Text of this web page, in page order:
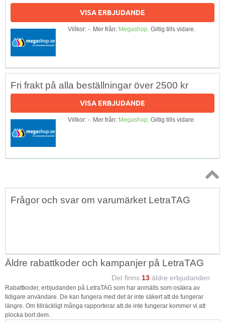
VISA ERBJUDANDE
Villkor: -. Mer från: Megashop. Giltig tills vidare.
Fri frakt på alla beställningar över 2500 kr
VISA ERBJUDANDE
Villkor: -. Mer från: Megashop. Giltig tills vidare.
Topp
Frågor och svar om varumärket LetraTAG
Äldre rabattkoder och kampanjer på LetraTAG
Det finns 13 äldre erbjudanden
Rabattkoder, erbjudanden på LetraTAG som har anmälts som osäkra av
tidigare användare. De kan fungera med det är inte säkert att de fungerar
längre. Om tillräckligt många rapporterar att de inte fungerar kommer vi att
plocka bort dem.